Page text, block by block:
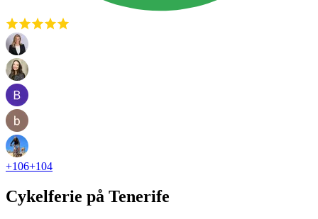
+106+104
Cykelferie på Tenerife